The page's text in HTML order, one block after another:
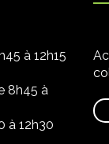
à 12h15
8h45 à
à 12h30